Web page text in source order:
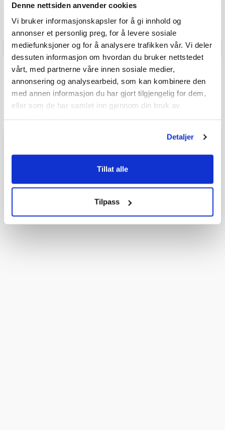
Denne nettsiden anvender cookies
Vi bruker informasjonskapsler for å gi innhold og
annonser et personlig preg, for å levere sosiale
mediefunksjoner og for å analysere trafikken vår. Vi deler
dessuten informasjon om hvordan du bruker nettstedet
vårt, med partnerne våre innen sosiale medier,
annonsering og analysearbeid, som kan kombinere den
med annen informasjon du har gjort tilgjengelig for dem,
eller som de har samlet inn gjennom din bruk av
Detaljer
Tillat alle
Tilpass
Vær oppmerksom på at noen kunder gir en rating uten å skrive en
reviews.
Q & A
Send spørsmålet ditt